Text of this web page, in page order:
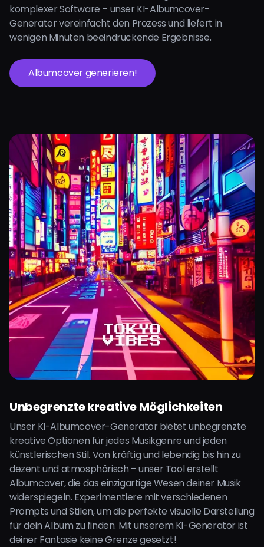
komplexer Software – unser KI-Albumcover-
Generator vereinfacht den Prozess und liefert in
wenigen Minuten beeindruckende Ergebnisse.
Albumcover generieren!
Unbegrenzte kreative Möglichkeiten
Unser KI-Albumcover-Generator bietet unbegrenzte
kreative Optionen für jedes Musikgenre und jeden
künstlerischen Stil. Von kräftig und lebendig bis hin zu
dezent und atmosphärisch – unser Tool erstellt
Albumcover, die das einzigartige Wesen deiner Musik
widerspiegeln. Experimentiere mit verschiedenen
Prompts und Stilen, um die perfekte visuelle Darstellung
für dein Album zu finden. Mit unserem KI-Generator ist
deiner Fantasie keine Grenze gesetzt!